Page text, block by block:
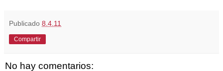
Publicado 8.4.11
Compartir
No hay comentarios: